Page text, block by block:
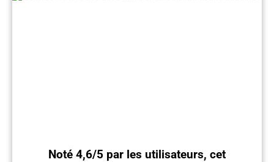
Noté 4,6/5 par les utilisateurs, cet